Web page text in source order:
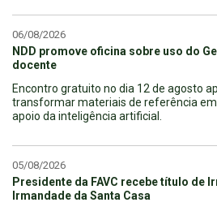
06/08/2026
NDD promove oficina sobre uso do
docente
Encontro gratuito no dia 12 de agosto
transformar materiais de referência
apoio da inteligência artificial.
05/08/2026
Presidente da FAVC recebe título de
Irmandade da Santa Casa